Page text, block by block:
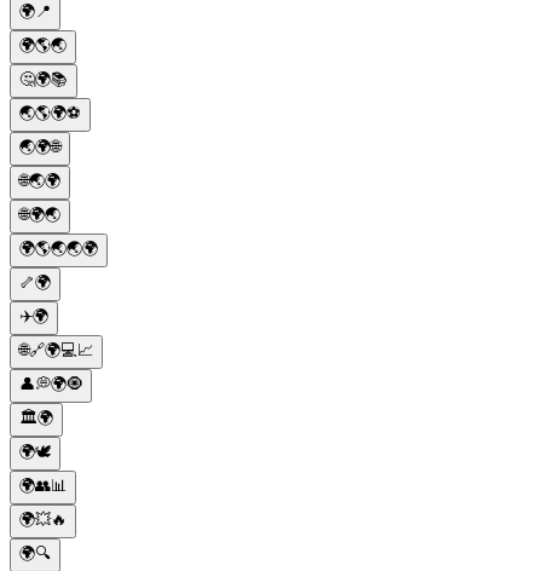
🌍📍
🌍🌎🌏
🤔🌍📚
🌏🌎🌍⚽️
🌏🌍🌐
🌐🌏🌍
🌐🌍🌏
🌍🌎🌏🌏🌍
🦴🌍
✈️🌍
🌐🔗🌍💻📈
👤💭🌍🧿
🏛️🌍
🌍🕊️
🌍👥📊
🌍💥🔥
🌍🔍